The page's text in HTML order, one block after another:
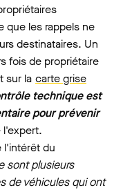
que les rappels ne
destinataires. Un
fois de propriétaire
sur la carte grise
technique est
pour prévenir
l'intérêt du
sont plusieurs
de véhicules qui ont